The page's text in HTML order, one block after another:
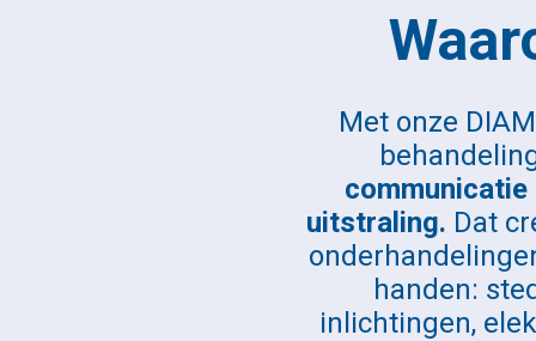
Met onze
uitstraling. Dat
handen:
inlichtingen,